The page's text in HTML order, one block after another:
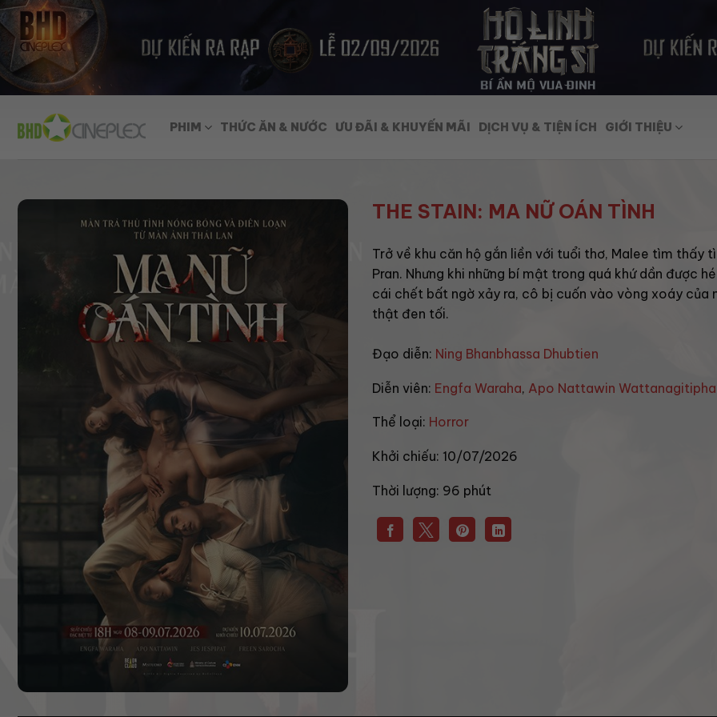
Skip
to
content
PHIM THỨC ĂN & NƯỚC ƯU ĐÃI & KHUYẾN MÃI DỊCH VỤ & TIỆN ÍCH GIỚI THIỆU
THE STAIN: MA NỮ OÁN TÌNH
Trở về khu căn hộ gắn liền với tuổi thơ, Malee tìm thấy
Pran. Nhưng khi những bí mật trong quá khứ dần được
cái chết bất ngờ xảy ra, cô bị cuốn vào vòng xoáy của
thật đen tối.
Đạo diễn: Ning Bhanbhassa Dhubtien
Diễn viên: Engfa Waraha, Apo Nattawin
Thể loại: Horror
Khởi chiếu: 10/07/2026
Thời lượng: 96 phút